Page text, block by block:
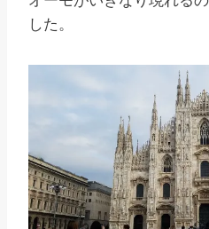
した。